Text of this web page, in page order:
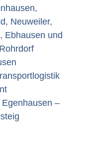
Neuweiler,
Ebhausen und
–